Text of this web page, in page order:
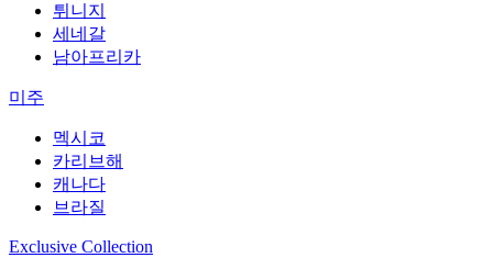
튀니지
세네갈
남아프리카
미주
멕시코
카리브해
캐나다
브라질
Exclusive Collection